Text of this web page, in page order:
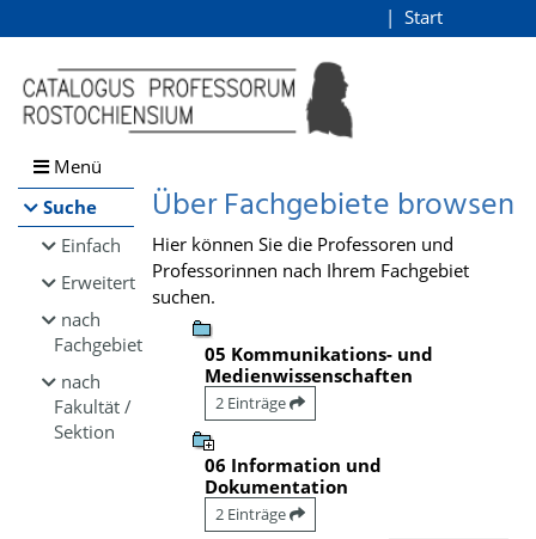
Browsen
direkt zum Inhalt
Start
Menü
Suche
Einfach
Erweitert
nach
Fachgebiet
nach
Fakultät /
Sektion
Über Fachgebiete browsen
Hier können Sie die Professoren und
Professorinnen nach Ihrem Fachgebiet
suchen.
05 Kommunikations- und
Medienwissenschaften
2 Einträge
06 Information und
Dokumentation
2 Einträge